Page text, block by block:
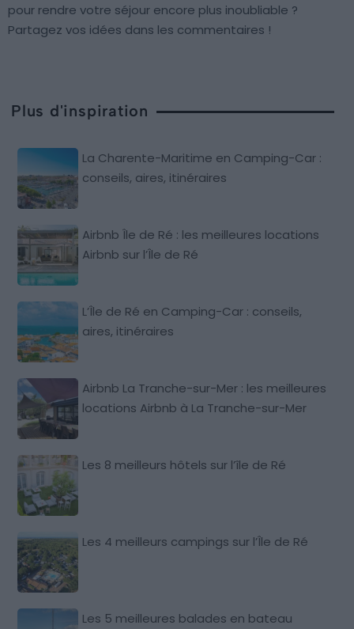
pour rendre votre séjour encore plus inoubliable ?
Partagez vos idées dans les commentaires !
Plus d'inspiration
La Charente-Maritime en Camping-Car :
conseils, aires, itinéraires
Airbnb Île de Ré : les meilleures locations
Airbnb sur l’Île de Ré
L’Île de Ré en Camping-Car : conseils,
aires, itinéraires
Airbnb La Tranche-sur-Mer : les meilleures
locations Airbnb à La Tranche-sur-Mer
Les 8 meilleurs hôtels sur l’île de Ré
Les 4 meilleurs campings sur l’Île de Ré
Les 5 meilleures balades en bateau